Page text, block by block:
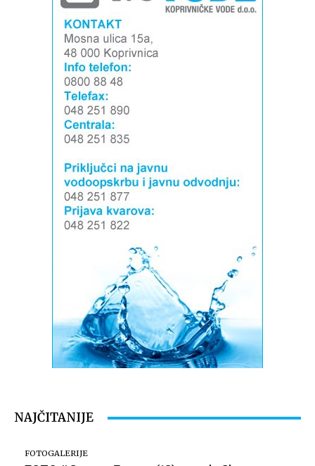
Izvor: Općina Đelekovec (Zdravko Vuljak)
NAJČITANIJE
FOTOGALERIJE